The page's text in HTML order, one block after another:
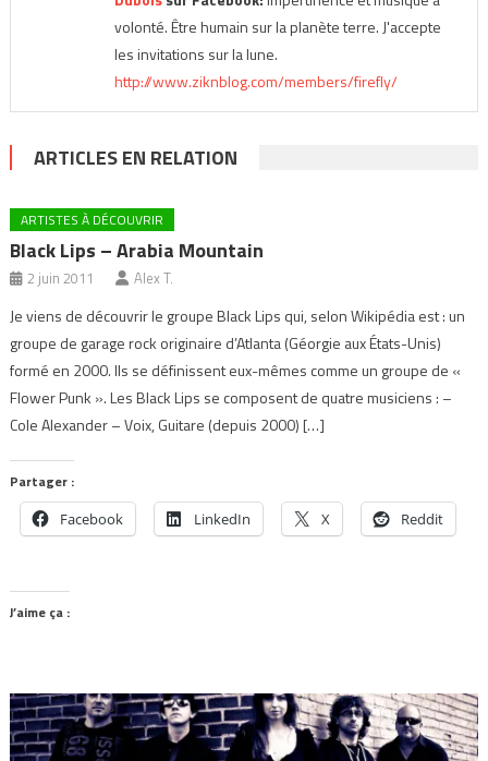
volonté. Être humain sur la planète terre. J'accepte
les invitations sur la lune.
http://www.ziknblog.com/members/firefly/
ARTICLES EN RELATION
ARTISTES À DÉCOUVRIR
Black Lips – Arabia Mountain
2 juin 2011 Alex T.
Je viens de découvrir le groupe Black Lips qui, selon Wikipédia est : un
groupe de garage rock originaire d’Atlanta (Géorgie aux États-Unis)
formé en 2000. Ils se définissent eux-mêmes comme un groupe de «
Flower Punk ». Les Black Lips se composent de quatre musiciens : –
Cole Alexander – Voix, Guitare (depuis 2000) […]
Partager :
Facebook LinkedIn X Reddit
J’aime ça :